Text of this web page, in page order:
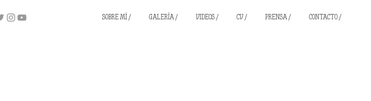
SOBRE MÍ / GALERÍA / VIDEOS / CV / PRENSA / CONTACTO /